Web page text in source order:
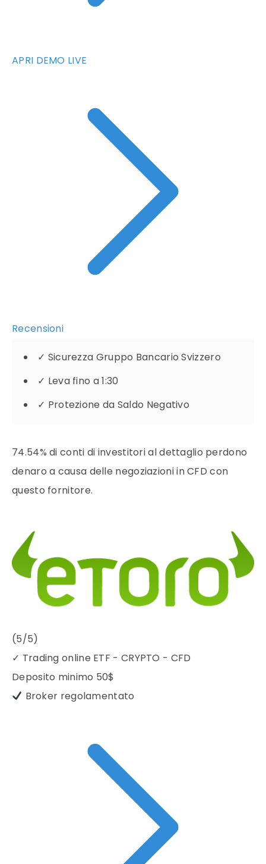
APRI DEMO LIVE
Recensioni
✓ Sicurezza Gruppo Bancario Svizzero
✓ Leva fino a 1:30
✓ Protezione da Saldo Negativo
74.54% di conti di investitori al dettaglio perdono
denaro a causa delle negoziazioni in CFD con
questo fornitore.
(5/5)
✓ Trading online ETF - CRYPTO - CFD
Deposito minimo 50$
Broker regolamentato